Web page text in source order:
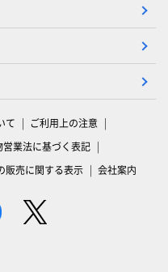
て
ご利用上の注意
営業法に基づく表記
販売に関する表示 会社案内